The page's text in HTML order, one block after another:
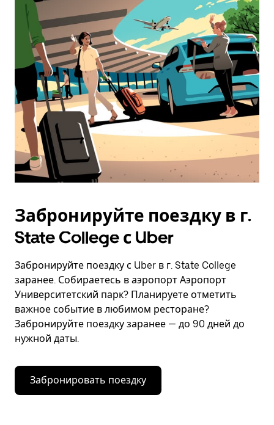
Забронируйте поездку в г.
State College с Uber
Забронируйте поездку с Uber в г. State College
заранее. Собираетесь в аэропорт Аэропорт
Университетский парк? Планируете отметить
важное событие в любимом ресторане?
Забронируйте поездку заранее — до 90 дней до
нужной даты.
Забронировать поездку